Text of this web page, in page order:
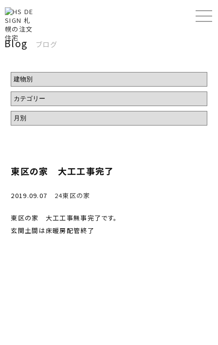
Blog ブログ
東区の家 大工工事完了
2019.09.07 24東区の家
東区の家 大工工事無事完了です。
玄関土間は床暖房配管終了